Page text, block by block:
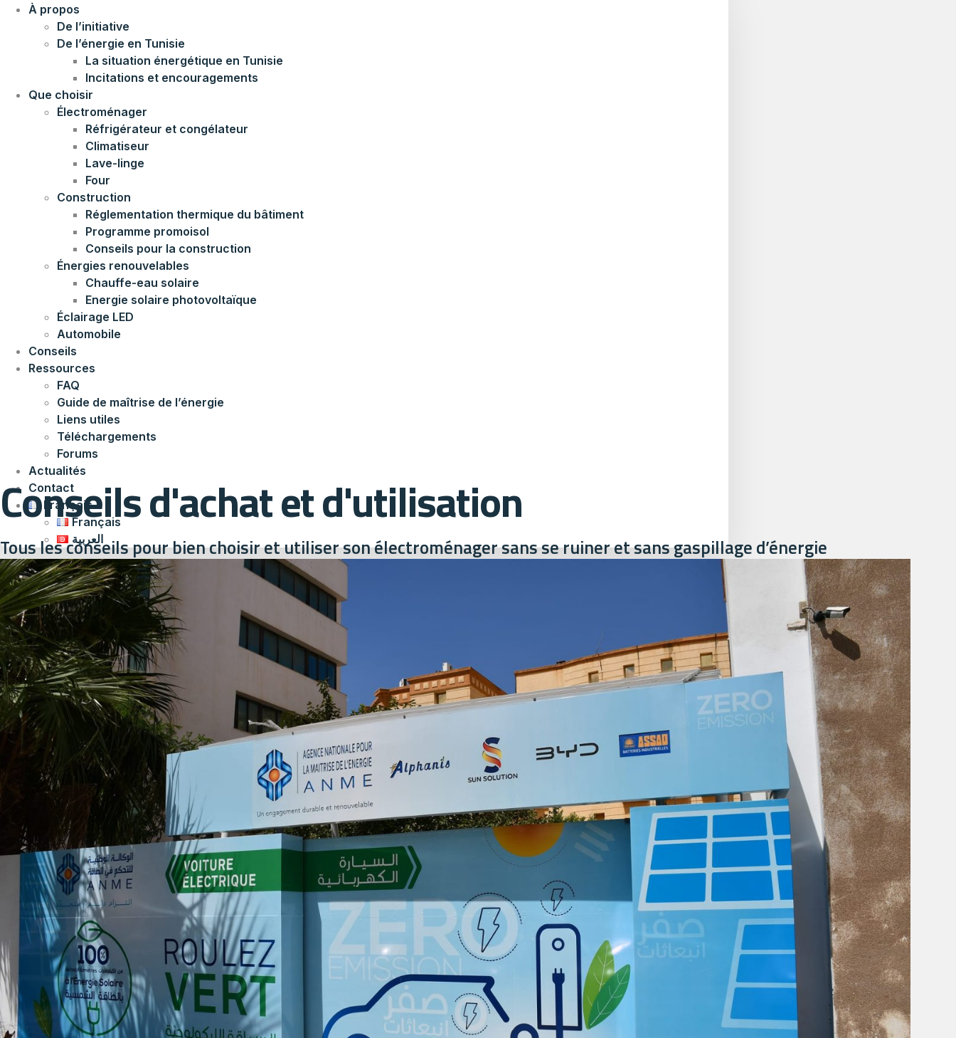
À propos
De l’initiative
De l’énergie en Tunisie
La situation énergétique en Tunisie
Incitations et encouragements
Que choisir
Électroménager
Réfrigérateur et congélateur
Climatiseur
Lave-linge
Four
Construction
Réglementation thermique du bâtiment
Programme promoisol
Conseils pour la construction
Énergies renouvelables
Chauffe-eau solaire
Energie solaire photovoltaïque
Éclairage LED
Automobile
Conseils
Ressources
FAQ
Guide de maîtrise de l’énergie
Liens utiles
Téléchargements
Forums
Actualités
Contact
Français
Français
العربية
Conseils d'achat et d'utilisation
Tous les conseils pour bien choisir et utiliser son électroménager sans se ruiner et sans gaspillage d’énergie